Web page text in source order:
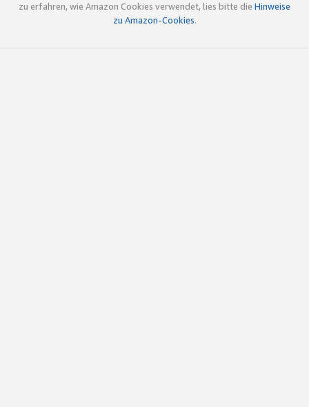
zu erfahren, wie Amazon Cookies verwendet, lies bitte die Hinweise
zu Amazon-Cookies.